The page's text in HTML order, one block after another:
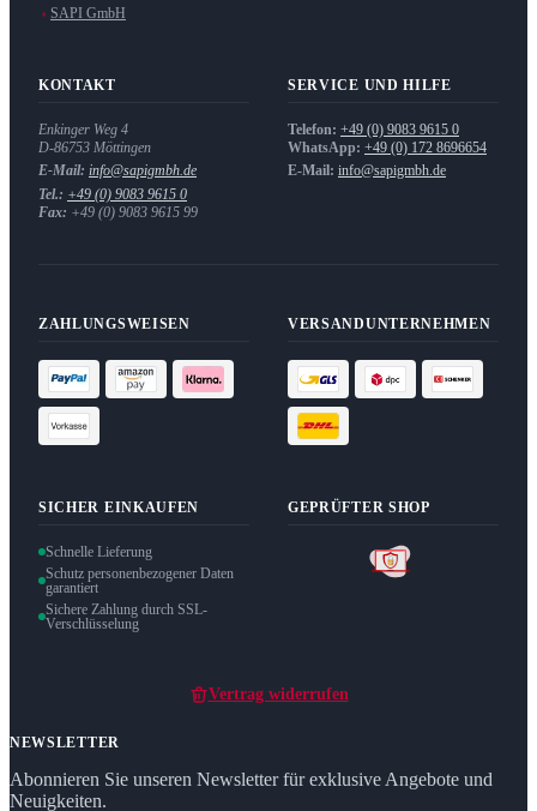
SAPI GmbH
KONTAKT
Enkinger Weg 4
D-86753 Möttingen
E-Mail: info@sapigmbh.de
Tel.: +49 (0) 9083 9615 0
Fax: +49 (0) 9083 9615 99
SERVICE UND HILFE
Telefon: +49 (0) 9083 9615 0
WhatsApp: +49 (0) 172 8696654
E-Mail: info@sapigmbh.de
ZAHLUNGSWEISEN VERSANDUNTERNEHMEN
SICHER EINKAUFEN
Schnelle Lieferung
Schutz personenbezogener Daten
garantiert
Sichere Zahlung durch SSL-
Verschlüsselung
GEPRÜFTER SHOP
Vertrag widerrufen
NEWSLETTER
Abonnieren Sie unseren Newsletter für exklusive Angebote und
Neuigkeiten.